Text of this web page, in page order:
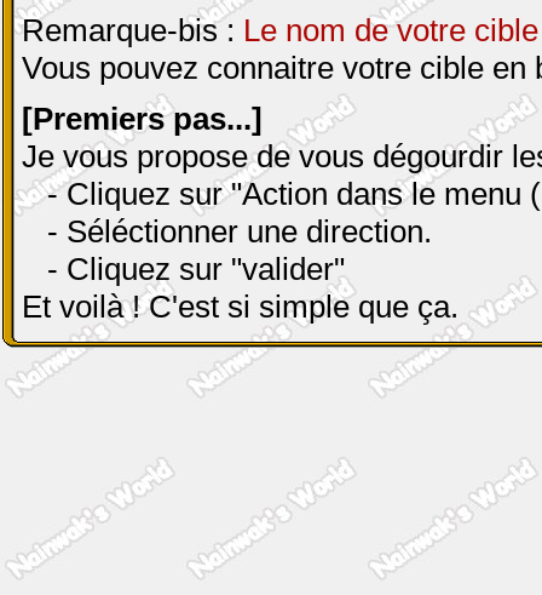
Remarque-bis : Le nom de votre
Vous pouvez connaitre votre cible
[Premiers pas...]
Je vous propose de vous dégourdir
- Cliquez sur "Action dans le menu
- Séléctionner une direction.
- Cliquez sur "valider"
Et voilà ! C'est si simple que ça.